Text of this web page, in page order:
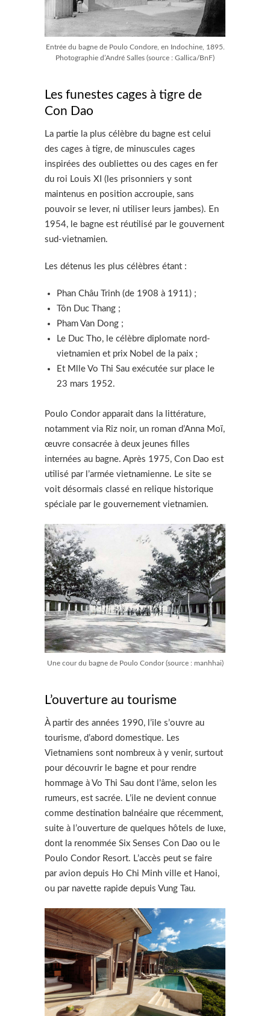
Entrée du bagne de Poulo Condore, en Indochine, 1895.
Photographie d’André Salles (source : Gallica/BnF)
Les funestes cages à tigre de
Con Dao
La partie la plus célèbre du bagne est celui
des cages à tigre, de minuscules cages
inspirées des oubliettes ou des cages en fer
du roi Louis XI (les prisonniers y sont
maintenus en position accroupie, sans
pouvoir se lever, ni utiliser leurs jambes). En
1954, le bagne est réutilisé par le gouvernent
sud-vietnamien.
Les détenus les plus célèbres étant :
Phan Châu Trinh (de 1908 à 1911) ;
Tôn Duc Thang ;
Pham Van Dong ;
Le Duc Tho, le célèbre diplomate nord-
vietnamien et prix Nobel de la paix ;
Et Mlle Vo Thi Sau exécutée sur place le
23 mars 1952.
Poulo Condor apparait dans la littérature,
notamment via Riz noir, un roman d’Anna Moï,
œuvre consacrée à deux jeunes filles
internées au bagne. Après 1975, Con Dao est
utilisé par l’armée vietnamienne. Le site se
voit désormais classé en relique historique
spéciale par le gouvernement vietnamien.
Une cour du bagne de Poulo Condor (source : manhhai)
L’ouverture au tourisme
À partir des années 1990, l’ile s’ouvre au
tourisme, d’abord domestique. Les
Vietnamiens sont nombreux à y venir, surtout
pour découvrir le bagne et pour rendre
hommage à Vo Thi Sau dont l’âme, selon les
rumeurs, est sacrée. L’ile ne devient connue
comme destination balnéaire que récemment,
suite à l’ouverture de quelques hôtels de luxe,
dont la renommée Six Senses Con Dao ou le
Poulo Condor Resort. L’accès peut se faire
par avion depuis Ho Chi Minh ville et Hanoi,
ou par navette rapide depuis Vung Tau.